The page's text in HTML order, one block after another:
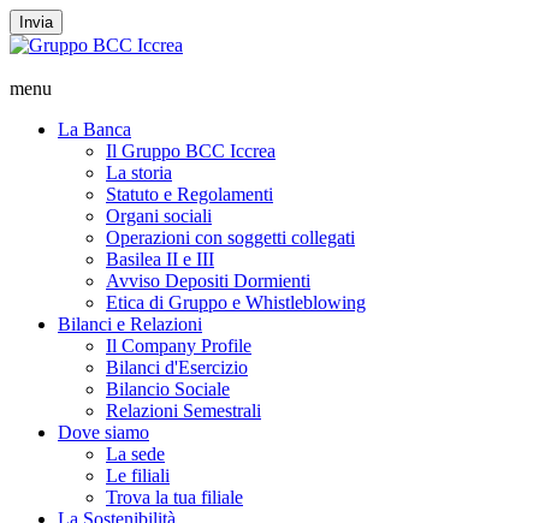
Invia
menu
La Banca
Il Gruppo BCC Iccrea
La storia
Statuto e Regolamenti
Organi sociali
Operazioni con soggetti collegati
Basilea II e III
Avviso Depositi Dormienti
Etica di Gruppo e Whistleblowing
Bilanci e Relazioni
Il Company Profile
Bilanci d'Esercizio
Bilancio Sociale
Relazioni Semestrali
Dove siamo
La sede
Le filiali
Trova la tua filiale
La Sostenibilità